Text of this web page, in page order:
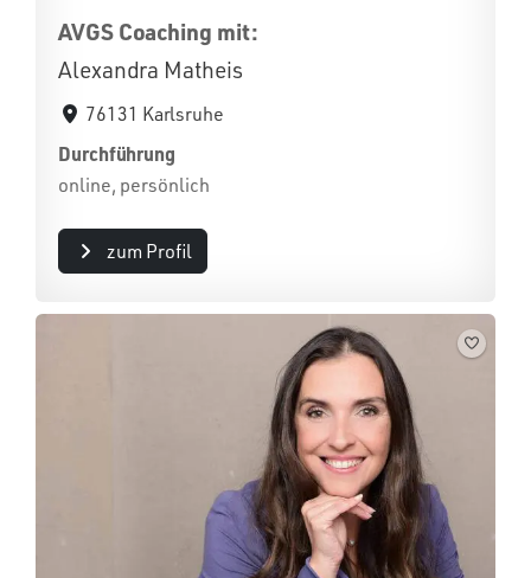
AVGS Coaching mit:
Alexandra Matheis
76131 Karlsruhe
Durchführung
online, persönlich
zum Profil